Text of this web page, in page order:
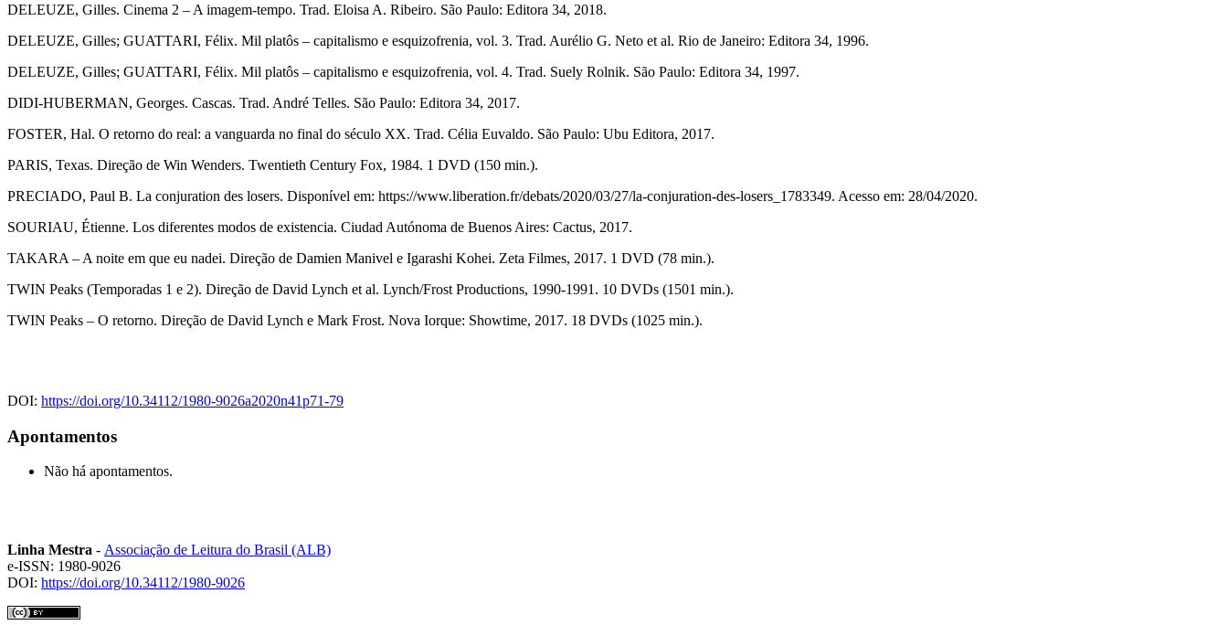
DELEUZE, Gilles. Cinema 2 – A imagem-tempo. Trad. Eloisa A. Ribeiro. São Paulo: Editora 34, 2018.
DELEUZE, Gilles; GUATTARI, Félix. Mil platôs – capitalismo e esquizofrenia, vol. 3. Trad. Aurélio G. Neto et al. Rio de Janeiro: Editora 34, 1996.
DELEUZE, Gilles; GUATTARI, Félix. Mil platôs – capitalismo e esquizofrenia, vol. 4. Trad. Suely Rolnik. São Paulo: Editora 34, 1997.
DIDI-HUBERMAN, Georges. Cascas. Trad. André Telles. São Paulo: Editora 34, 2017.
FOSTER, Hal. O retorno do real: a vanguarda no final do século XX. Trad. Célia Euvaldo. São Paulo: Ubu Editora, 2017.
PARIS, Texas. Direção de Win Wenders. Twentieth Century Fox, 1984. 1 DVD (150 min.).
PRECIADO, Paul B. La conjuration des losers. Disponível em: https://www.liberation.fr/debats/2020/03/27/la-conjuration-des-losers_1783349. Acesso em: 28/04/2020.
SOURIAU, Étienne. Los diferentes modos de existencia. Ciudad Autónoma de Buenos Aires: Cactus, 2017.
TAKARA – A noite em que eu nadei. Direção de Damien Manivel e Igarashi Kohei. Zeta Filmes, 2017. 1 DVD (78 min.).
TWIN Peaks (Temporadas 1 e 2). Direção de David Lynch et al. Lynch/Frost Productions, 1990-1991. 10 DVDs (1501 min.).
TWIN Peaks – O retorno. Direção de David Lynch e Mark Frost. Nova Iorque: Showtime, 2017. 18 DVDs (1025 min.).
DOI: https://doi.org/10.34112/1980-9026a2020n41p71-79
Apontamentos
Não há apontamentos.
Linha Mestra - Associação de Leitura do Brasil (ALB)
e-ISSN: 1980-9026
DOI: https://doi.org/10.34112/1980-9026